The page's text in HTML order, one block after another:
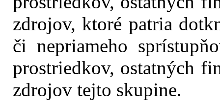
zdrojov, ktoré patria
či nepriameho
prostriedkov, ostatných
zdrojov tejto skupine.